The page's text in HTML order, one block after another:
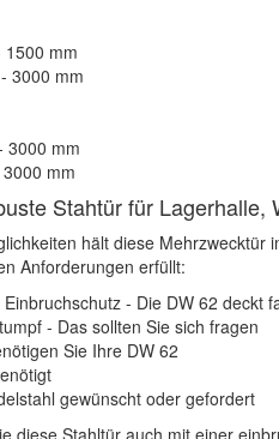
1500 mm
3000 mm
3000 mm
mm
Stahtür für Lagerhalle,
hält diese Mehrzwecktür
Anforderungen erfüllt:
- Die DW 62 deckt
- Das sollten Sie sich fragen
Sie Ihre DW 62
gewünscht oder gefordert
diese Stahltür auch mit einer